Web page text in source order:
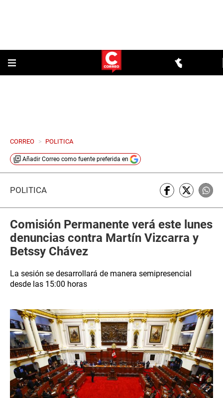
CORREO > POLITICA
Añadir Correo como fuente preferida en
POLÍTICA
Comisión Permanente verá este lunes
denuncias contra Martín Vizcarra y
Betssy Chávez
La sesión se desarrollará de manera semipresencial
desde las 15:00 horas